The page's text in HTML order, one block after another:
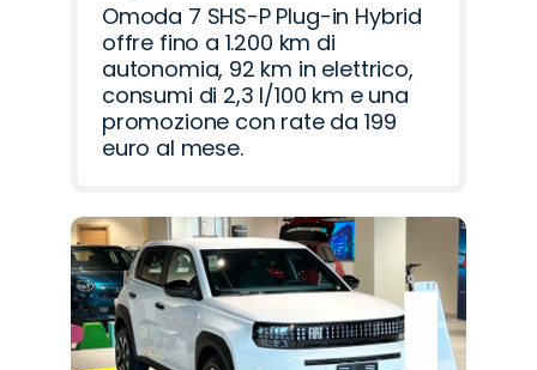
Omoda 7 SHS-P Plug-in Hybrid
offre fino a 1.200 km di
autonomia, 92 km in elettrico,
consumi di 2,3 l/100 km e una
promozione con rate da 199
euro al mese.